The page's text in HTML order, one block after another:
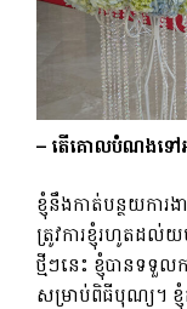
– តើគោលបំណងទៅអន
ខ្ញុំ​នឹង​កាត់​បន្ថយ​ការ
ត្រូវ​ការ​ខ្ញុំ​រហូត​ដល់​
ថ្មីៗនេះ ខ្ញុំបានទទួល
សម្រាប់ពិធីបុណ្យ។ ខ្ញុំ